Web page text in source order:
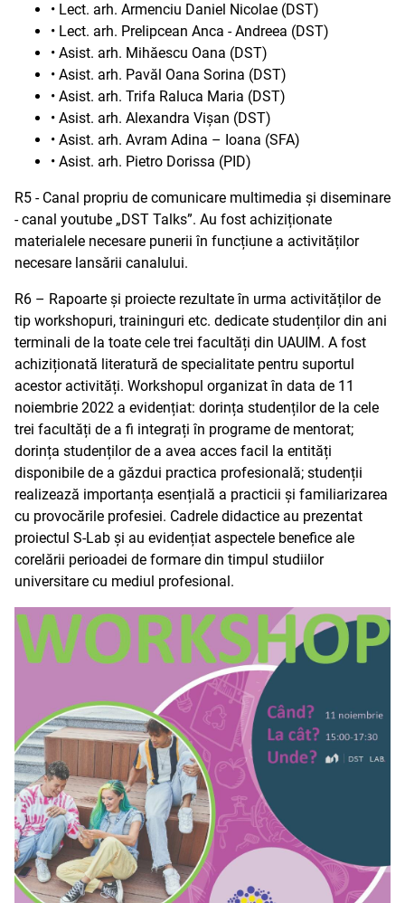
• Lect. arh. Armenciu Daniel Nicolae (DST)
• Lect. arh. Prelipcean Anca - Andreea (DST)
• Asist. arh. Mihăescu Oana (DST)
• Asist. arh. Pavăl Oana Sorina (DST)
• Asist. arh. Trifa Raluca Maria (DST)
• Asist. arh. Alexandra Vișan (DST)
• Asist. arh. Avram Adina – Ioana (SFA)
• Asist. arh. Pietro Dorissa (PID)
R5 - Canal propriu de comunicare multimedia și diseminare
- canal youtube „DST Talks”. Au fost achiziționate
materialele necesare punerii în funcțiune a activităților
necesare lansării canalului.
R6 – Rapoarte și proiecte rezultate în urma activităților de
tip workshopuri, traininguri etc. dedicate studenților din ani
terminali de la toate cele trei facultăți din UAUIM. A fost
achiziționată literatură de specialitate pentru suportul
acestor activități. Workshopul organizat în data de 11
noiembrie 2022 a evidențiat: dorința studenților de la cele
trei facultăți de a fi integrați în programe de mentorat;
dorința studenților de a avea acces facil la entități
disponibile de a găzdui practica profesională; studenții
realizează importanța esențială a practicii și familiarizarea
cu provocările profesiei. Cadrele didactice au prezentat
proiectul S-Lab și au evidențiat aspectele benefice ale
corelării perioadei de formare din timpul studiilor
universitare cu mediul profesional.